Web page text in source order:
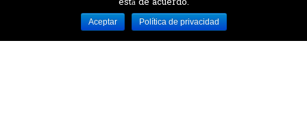
Desarrollado por MJTEC.
Aceptar Política de privacidad